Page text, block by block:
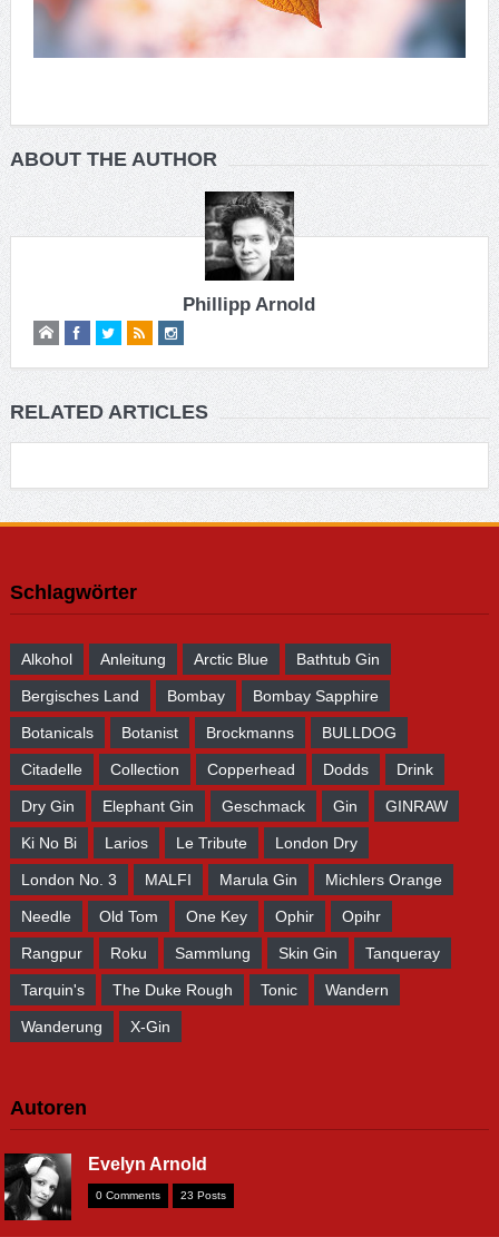
ABOUT THE AUTHOR
Phillipp Arnold
RELATED ARTICLES
Schlagwörter
Alkohol Anleitung Arctic Blue Bathtub Gin
Bergisches Land Bombay Bombay Sapphire
Botanicals Botanist Brockmanns BULLDOG
Citadelle Collection Copperhead Dodds Drink
Dry Gin Elephant Gin Geschmack Gin GINRAW
Ki No Bi Larios Le Tribute London Dry
London No. 3 MALFI Marula Gin Michlers Orange
Needle Old Tom One Key Ophir Opihr
Rangpur Roku Sammlung Skin Gin Tanqueray
Tarquin's The Duke Rough Tonic Wandern
Wanderung X-Gin
Autoren
Evelyn Arnold
0 Comments 23 Posts